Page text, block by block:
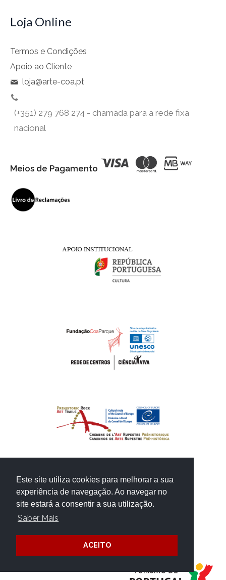
Este site utiliza cookies para melhorar a sua
experiência de navegação. Ao navegar no
site estará a consentir a sua utilização.
Saber Mais
ACEITO
Loja Online
Termos e Condições
Apoio ao Cliente
loja@arte-coa.pt
(+351) 279 768 274 - chamada para a rede fixa
nacional
Meios de Pagamento
PROJECTO FINANCIADO POR: